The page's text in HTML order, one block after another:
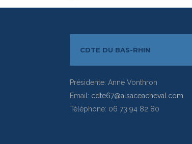
CDTE DU BAS-RHIN
Présidente: Anne Vonthron
Email: cdte67@alsaceacheval.com
Téléphone: 06 73 94 82 80